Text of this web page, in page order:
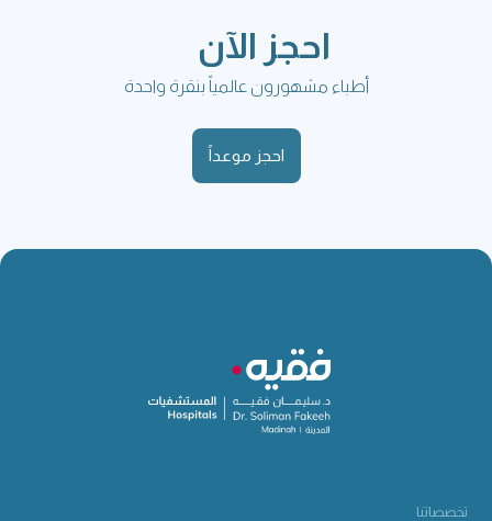
احجز الآن
أطباء مشهورون عالمياً بنقرة واحدة
احجز موعداً
تخصصاتنا